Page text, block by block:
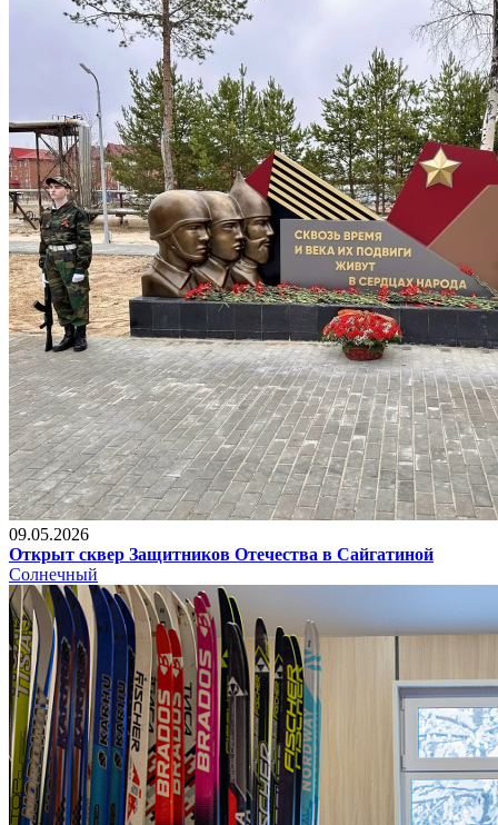
09.05.2026
Открыт сквер Защитников Отечества в Сайгатиной
Солнечный